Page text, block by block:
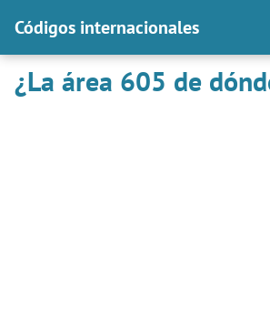
Códigos internacionales
¿La área 605 de